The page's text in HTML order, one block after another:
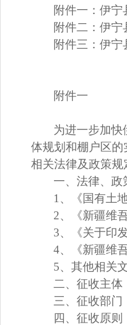
附件一：伊宁
附件二：伊
附件三：伊
附件一
为进一步加快
体规划和棚户区
相关法律及政策规
一、法律、政
1 、
《国有土
2、 《新疆维
3、 《关于印
4、
《新疆维
5、其他相关文
二、征收主体
三、征收部门
四、征收原则